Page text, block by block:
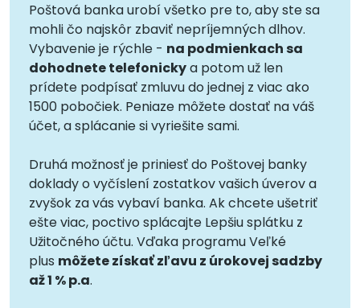
Poštová banka urobí všetko pre to, aby ste sa
mohli čo najskôr zbaviť nepríjemných dlhov.
Vybavenie je rýchle - na podmienkach sa
dohodnete telefonickya potom už len
prídete podpísať zmluvu do jednej z viac ako
1500 pobočiek. Peniaze môžete dostať na váš
účet, a splácanie si vyriešite sami.
Druhá možnosť je priniesť do Poštovej banky
doklady o vyčíslení zostatkov vašich úverov a
zvyšok za vás vybaví banka. Ak chcete ušetriť
ešte viac, poctivo splácajte Lepšiu splátku z
Užitočného účtu. Vďaka programu Veľké
plus môžete získať zľavu z úrokovej sadzby
až 1 % p.a.